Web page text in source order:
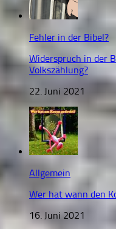
Fehler in der Bibel?
Widerspruch in der
Volkszählung?
22. Juni 2021
Allgemein
Wer hat wann den
16. Juni 2021